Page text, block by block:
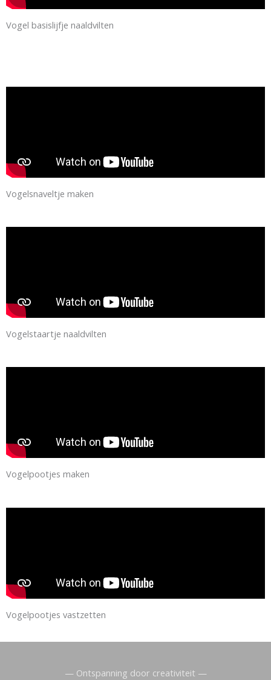
Vogel basislijfje naaldvilten
Vogelsnaveltje maken
Vogelstaartje naaldvilten
Vogelpootjes maken
Vogelpootjes vastzetten
— Ontspanning door creativiteit —